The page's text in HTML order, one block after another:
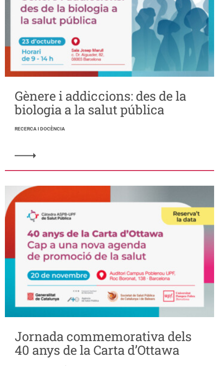
Gènere i addiccions: des de la
biologia a la salut pública
RECERCA I DOCÈNCIA
Jornada commemorativa dels
40 anys de la Carta d’Ottawa